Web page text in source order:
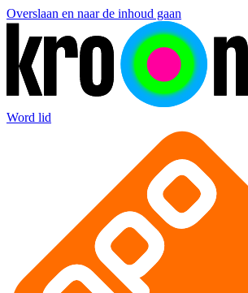
Overslaan en naar de inhoud gaan
Word lid